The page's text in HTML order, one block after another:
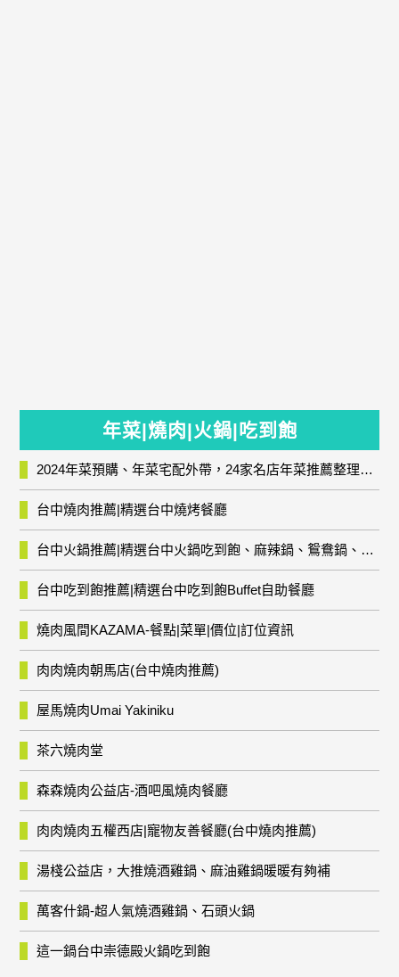
年菜|燒肉|火鍋|吃到飽
2024年菜預購、年菜宅配外帶，24家名店年菜推薦整理，圍爐輕鬆上菜團圓趣
台中燒肉推薦|精選台中燒烤餐廳
台中火鍋推薦|精選台中火鍋吃到飽、麻辣鍋、鴛鴦鍋、石頭火鍋、酸菜白肉鍋、海鮮鍋、燒酒雞、麻油雞、壽喜燒等熱門人氣火鍋店!
台中吃到飽推薦|精選台中吃到飽Buffet自助餐廳
燒肉風間KAZAMA-餐點|菜單|價位|訂位資訊
肉肉燒肉朝馬店(台中燒肉推薦)
屋馬燒肉Umai Yakiniku
茶六燒肉堂
森森燒肉公益店-酒吧風燒肉餐廳
肉肉燒肉五權西店|寵物友善餐廳(台中燒肉推薦)
湯棧公益店，大推燒酒雞鍋、麻油雞鍋暖暖有夠補
萬客什鍋-超人氣燒酒雞鍋、石頭火鍋
這一鍋台中崇德殿火鍋吃到飽